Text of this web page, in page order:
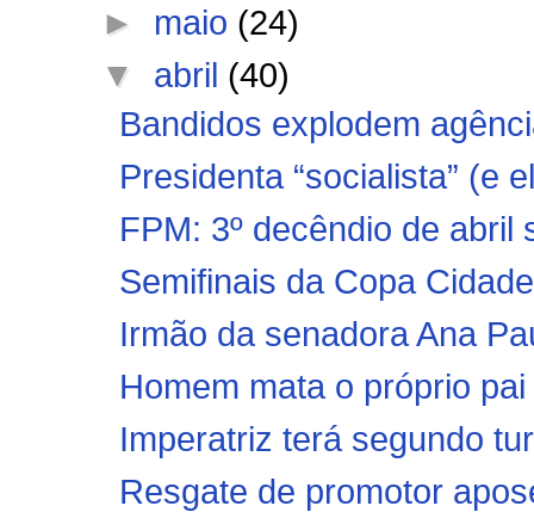
► maio (24)
▼ abril (40)
Bandidos explodem
Presidenta “socialista” (e
FPM: 3º decêndio de
Semifinais da Copa
Irmão da senadora Ana
Homem mata o próprio
Imperatriz terá segundo
Resgate de promotor